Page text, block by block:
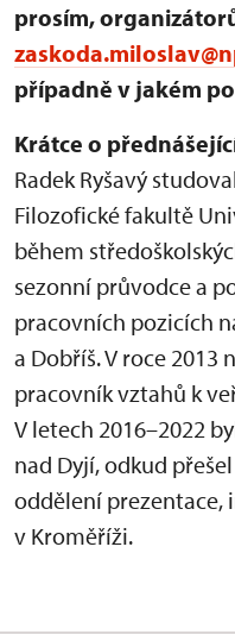
prosím,
případně v jakém
Krátce o
Radek Ryšavý
Filozofické fakultě
během
sezonní průvodce a
pracovních pozicích
a Dobříš. V roce 2013
pracovník vztahů k
V letech 2016–2022
nad Dyjí, odkud
oddělení prezentace,
v Kroměříži.